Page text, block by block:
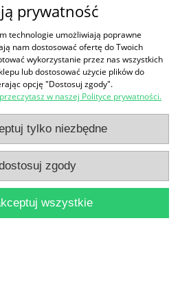
Polecamy
Moje konto
Informacje
wersję strony
prywatność
technologie umożliwiają poprawne
nam dostosować ofertę do Twoich
wykorzystanie przez nas wszystkich
lub dostosować użycie plików do
opcję "Dostosuj zgody".
w naszej Polityce prywatności.
tylko niezbędne
zgody
wszystkie